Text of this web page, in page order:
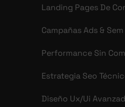
Landing Pages De
Campañas Ads & Sem
Performance Sin
Estrategia Seo
Diseño Ux/ui